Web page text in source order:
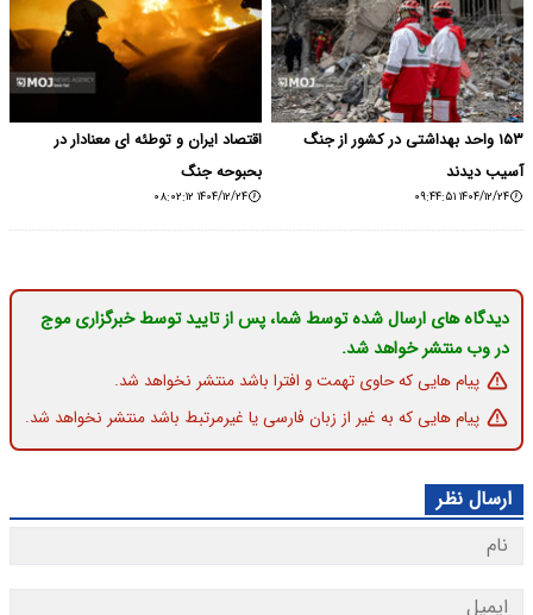
۱۵۳ واحد بهداشتی در کشور از جنگ
آسیب دیدند
۱۴۰۴/۱۲/۲۴ ۰۹:۴۴:۵۱
اقتصاد ایران و توطئه ای معنادار در
بحبوحه جنگ
۱۴۰۴/۱۲/۲۴ ۰۸:۰۲:۱۲
دیدگاه های ارسال شده توسط شما، پس از تایید توسط خبرگزاری موج
در وب منتشر خواهد شد.
پیام هایی که حاوی تهمت و افترا باشد منتشر نخواهد شد.
پیام هایی که به غیر از زبان فارسی یا غیرمرتبط باشد منتشر نخواهد شد.
ارسال نظر